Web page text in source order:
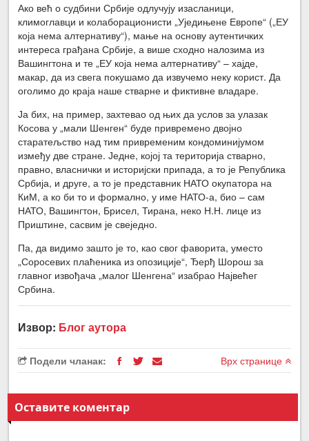
Ако већ о судбини Србије одлучују изасланици,
климоглавци и колаборационисти „Уједињене Европе“ („ЕУ
која нема алтернативу“), мање на основу аутентичких
интереса грађана Србије, а више сходно налозима из
Вашингтона и те „ЕУ која нема алтернативу“ – хајде,
макар, да из свега покушамо да извучемо неку корист. Да
оголимо до краја наше стварне и фиктивне владаре.
Ја бих, на пример, захтевао од њих да услов за улазак
Косова у „мали Шенген“ буде привремено двојно
старатељство над тим привременим кондоминијумом
између две стране. Једне, којој та територија стварно,
правно, власнички и историјски припада, а то је Република
Србија, и друге, а то је представник НАТО окупатора на
КиМ, а ко би то и формално, у име НАТО-а, био – сам
НАТО, Вашингтон, Брисел, Тирана, неко Н.Н. лице из
Приштине, сасвим је свеједно.
Па, да видимо зашто је то, као свог фаворита, уместо
„Соросевих плаћеника из опозиције“, Ђерђ Шорош за
главног извођача „малог Шенгена“ изабрао Највећег
Србина.
Извор: Блог аутора
Подели чланак: Врх странице
Оставите коментар